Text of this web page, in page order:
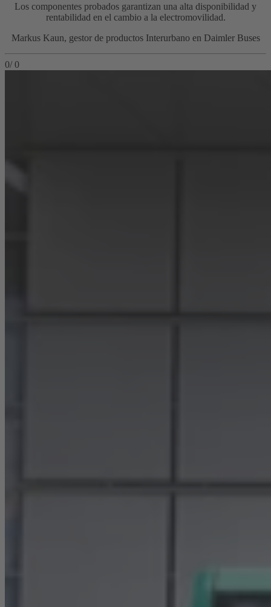
Los componentes probados garantizan una alta disponibilidad y
rentabilidad en el cambio a la electromovilidad.
Markus Kaun, gestor de productos Interurbano en Daimler Buses
0/ 0